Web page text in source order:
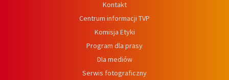
Kontakt
Centrum informacji TVP
Komisja Etyki
Program dla prasy
Dla mediów
Serwis fotograficzny